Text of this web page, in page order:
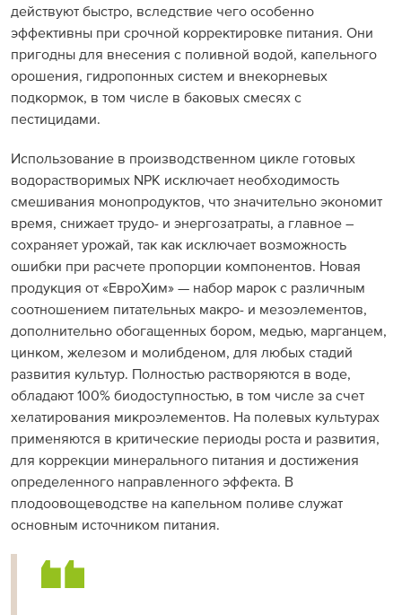
действуют быстро, вследствие чего особенно
эффективны при срочной корректировке питания. Они
пригодны для внесения с поливной водой, капельного
орошения, гидропонных систем и внекорневых
подкормок, в том числе в баковых смесях с
пестицидами.
Использование в производственном цикле готовых
водорастворимых NPK исключает необходимость
смешивания монопродуктов, что значительно экономит
время, снижает трудо- и энергозатраты, а главное –
сохраняет урожай, так как исключает возможность
ошибки при расчете пропорции компонентов. Новая
продукция от «ЕвроХим» — набор марок с различным
соотношением питательных макро- и мезоэлементов,
дополнительно обогащенных бором, медью, марганцем,
цинком, железом и молибденом, для любых стадий
развития культур. Полностью растворяются в воде,
обладают 100% биодоступностью, в том числе за счет
хелатирования микроэлементов. На полевых культурах
применяются в критические периоды роста и развития,
для коррекции минерального питания и достижения
определенного направленного эффекта. В
плодоовощеводстве на капельном поливе служат
основным источником питания.